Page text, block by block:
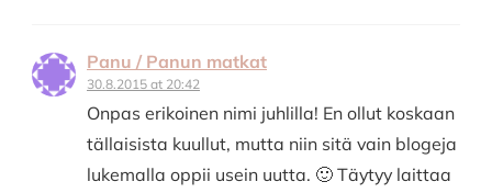
Panu / Panun matkat
30.8.2015 at 20:42
Onpas erikoinen nimi juhlilla! En ollut koskaan
tällaisista kuullut, mutta niin sitä vain blogeja
lukemalla oppii usein uutta. 🙂 Täytyy laittaa